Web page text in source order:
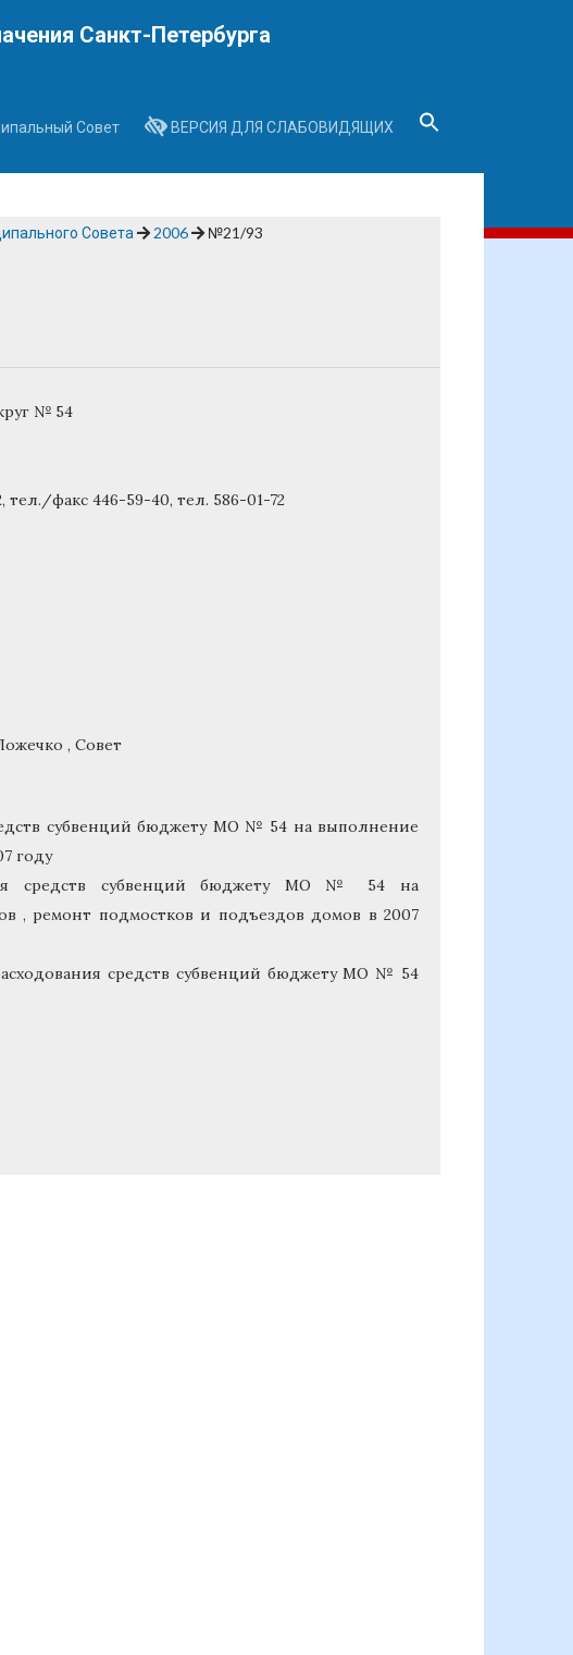
Санкт-Петербурга
Совет ВЕРСИЯ ДЛЯ СЛАБОВИДЯЩИХ
Совета 2006 №21/93
№ 54
тел./факс 446-59-40, тел. 586-01-72
, Совет
субвенций бюджету МО № 54 на выполнение
году
средств субвенций бюджету МО № 54 на
, ремонт подмостков и подъездов домов в 2007
средств субвенций бюджету МО № 54